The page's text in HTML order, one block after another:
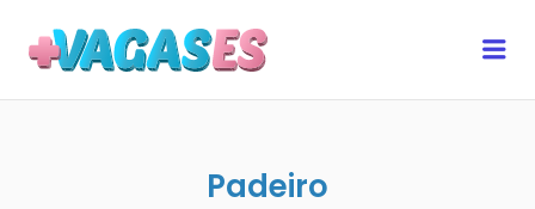
Padeiro